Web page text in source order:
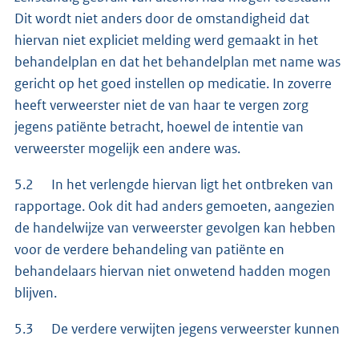
Dit wordt niet anders door de omstandigheid dat
hiervan niet expliciet melding werd gemaakt in het
behandelplan en dat het behandelplan met name was
gericht op het goed instellen op medicatie. In zoverre
heeft verweerster niet de van haar te vergen zorg
jegens patiënte betracht, hoewel de intentie van
verweerster mogelijk een andere was.
5.2 In het verlengde hiervan ligt het ontbreken van
rapportage. Ook dit had anders gemoeten, aangezien
de handelwijze van verweerster gevolgen kan hebben
voor de verdere behandeling van patiënte en
behandelaars hiervan niet onwetend hadden mogen
blijven.
5.3 De verdere verwijten jegens verweerster kunnen